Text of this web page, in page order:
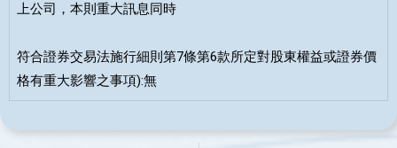
上公司，本則重大訊息同時
符合證券交易法施行細則第7條第6款所定對股東權益或證券價
格有重大影響之事項):無